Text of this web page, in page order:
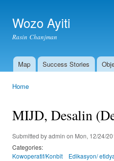
Wozo Ayiti
Rasin Chanjman
Main menu
Map Success Stories
Home
MIJD, Desalin
Submitted byadmin on Mon, 12/24/
Categories:
Kowoperatif/Konbit
Edikasyon/